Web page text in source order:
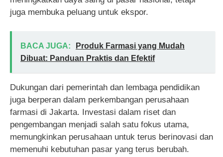
juga membuka peluang untuk ekspor.
BACA JUGA:
Produk Farmasi yang Mudah
Dibuat: Panduan Praktis dan Efektif
Dukungan dari pemerintah dan lembaga pendidikan
juga berperan dalam perkembangan perusahaan
farmasi di Jakarta. Investasi dalam riset dan
pengembangan menjadi salah satu fokus utama,
memungkinkan perusahaan untuk terus berinovasi dan
memenuhi kebutuhan pasar yang terus berubah.